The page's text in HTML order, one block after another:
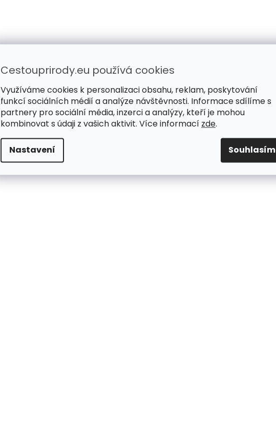
Cestouprirody.eu používá cookies
Využíváme cookies k personalizaci obsahu, reklam, poskytování
funkcí sociálních médií a analýze návštěvnosti. Informace sdílíme s
partnery pro sociální média, inzerci a analýzy, kteří je mohou
kombinovat s údaji z vašich aktivit. Více informací zde.
Nastavení Souhlasím